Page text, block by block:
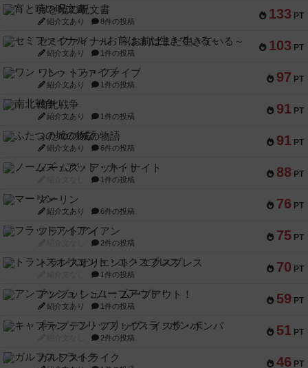
133 PT
宵と暁の呪文書
紹介文あり 8件の投稿
103 PT
セミファイナル ～お前はまだ生きている～
紹介文あり 1件の投稿
97 PT
ワン・トゥ・ファイブ
紹介文あり 1件の投稿
91 PT
南北戦争
紹介文あり 1件の投稿
91 PT
ふたつの城の物語
紹介文あり 6件の投稿
88 PT
ノームズ・アット・ナイト
1件の投稿
76 PT
マーリン
紹介文あり 6件の投稿
75 PT
フラットアイアン
2件の投稿
70 PT
トランスオリエント・エクスプレス
1件の投稿
59 PT
アンブッシュ！：ムーブアウト！
紹介文あり 1件の投稿
51 PT
キャプテン・フリップ：イスラ・ボンバ
2件の投稿
46 PT
ガルフストライク